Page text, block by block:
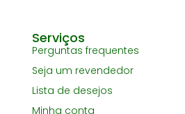
Serviços
Perguntas frequentes
Seja um revendedor
Lista de desejos
Minha conta